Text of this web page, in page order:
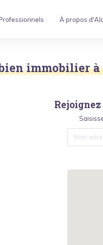
À propos
immobilier